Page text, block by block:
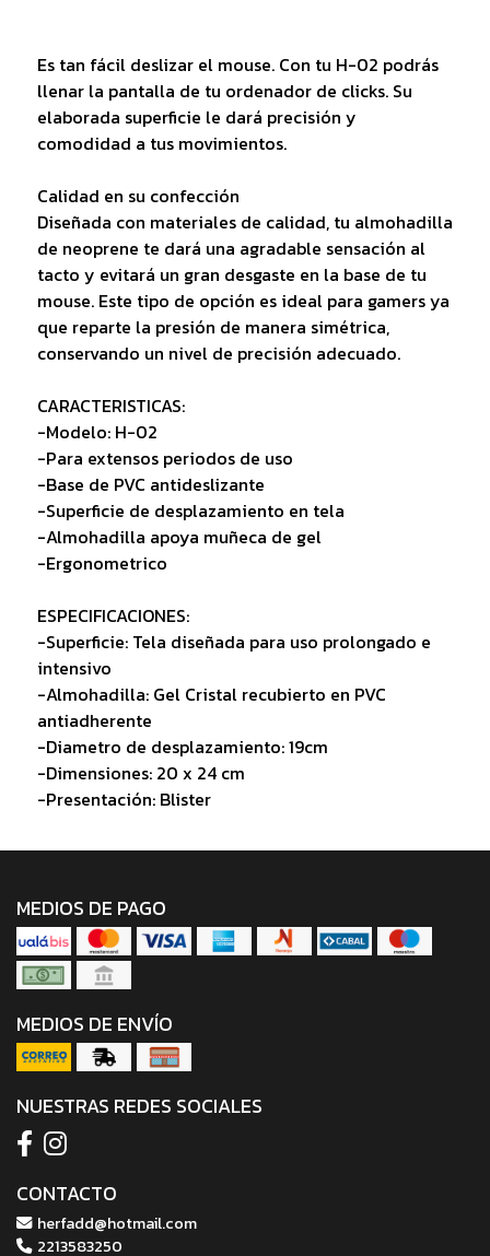
Es tan fácil deslizar el mouse. Con tu H-02 podrás
llenar la pantalla de tu ordenador de clicks. Su
elaborada superficie le dará precisión y
comodidad a tus movimientos.
Calidad en su confección
Diseñada con materiales de calidad, tu almohadilla
de neoprene te dará una agradable sensación al
tacto y evitará un gran desgaste en la base de tu
mouse. Este tipo de opción es ideal para gamers ya
que reparte la presión de manera simétrica,
conservando un nivel de precisión adecuado.
CARACTERISTICAS:
-Modelo: H-02
-Para extensos periodos de uso
-Base de PVC antideslizante
-Superficie de desplazamiento en tela
-Almohadilla apoya muñeca de gel
-Ergonometrico
ESPECIFICACIONES:
-Superficie: Tela diseñada para uso prolongado e
intensivo
-Almohadilla: Gel Cristal recubierto en PVC
antiadherente
-Diametro de desplazamiento: 19cm
-Dimensiones: 20 x 24 cm
-Presentación: Blister
MEDIOS DE PAGO
MEDIOS DE ENVÍO
NUESTRAS REDES SOCIALES
CONTACTO
herfadd@hotmail.com
2213583250